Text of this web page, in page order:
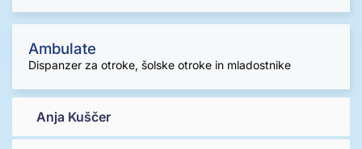
Ambulate
Dispanzer za otroke, šolske otroke in mladostnike
Anja Kuščer